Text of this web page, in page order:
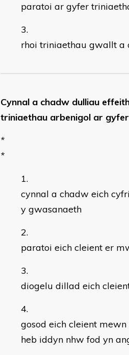
paratoi ar gyfer
rhoi triniaethau gwallt a
Cynnal a chadw dulliau
triniaethau arbenigol ar
*
*
cynnal a chadw eich
y gwasanaeth
paratoi eich cleient er
diogelu dillad eich
gosod eich cleient
heb iddyn nhw fod yn